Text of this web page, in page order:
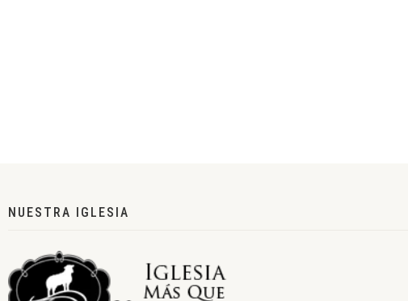
NUESTRA IGLESIA